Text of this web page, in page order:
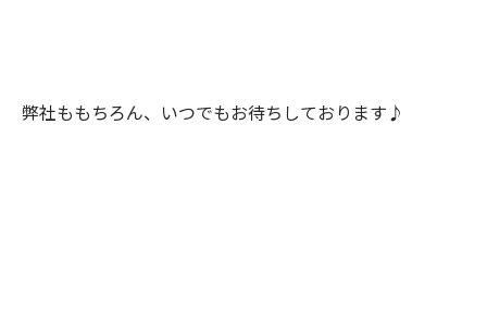
弊社ももちろん、いつでもお待ちしております♪